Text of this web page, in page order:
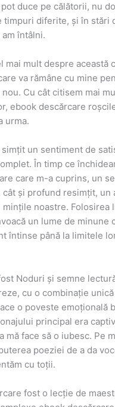
duce pe călătorii, nu
timpuri diferite, și în stări
întâlni.
mai mult despre
va rămâne cu mine
Cu cât citisem mai
ebook descărcare
urma.
un sentiment de
În timp ce
care m-a cuprins, un
și profund resimțit, un
noastre. Folosirea
un lume de minune
întinse până la limitele
Noduri și semne
cu o combinație
o poveste emoțională
principal era
face să o iubesc. Pe
poeziei de a da
cu toții.
fost o lecție de